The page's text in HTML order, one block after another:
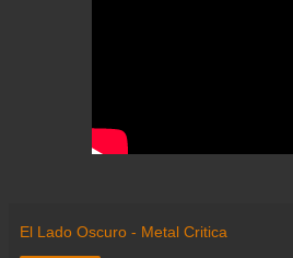
El Lado Oscuro - Metal Critica